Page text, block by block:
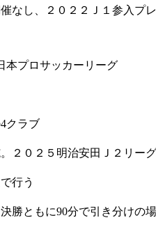
なし、２０２２Ｊ１参入プ
本プロサッカーリーグ
クラブ
２０２５明治安田Ｊ２リー
行う
勝ともに90分で引き分け